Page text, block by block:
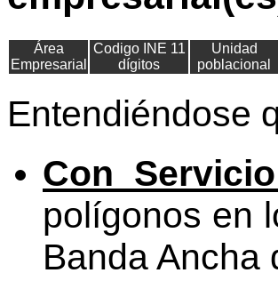
Área
Empresarial
Codigo INE 11
dígitos
Unidad
poblacional
Entendiéndose
Con
polígonos en
Banda Ancha